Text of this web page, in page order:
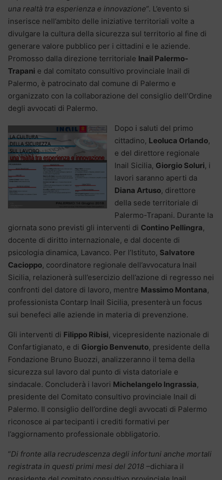
una realtà tra esperienza e innovazione”. L’evento si
inserisce nell’ambito delle iniziative territoriali volte a
divulgare la cultura della sicurezza sul territorio al fine di
generare valore pubblico per i cittadini e le aziende.
Promosso dalla direzione territoriale Inail Palermo-
Trapani e dal comitato consultivo provinciale Inail di
Palermo, è patrocinato dal comune di Palermo e
organizzato con la collaborazione del consiglio dell’Ordine
degli avvocati di Palermo.
Dopo i saluti del primo
cittadino, Leoluca Orlando,
e del direttore regionale
Inail Sicilia, Giorgio Soluri, i
lavori saranno aperti da
Diana Artuso, direttore
della sede territoriale di
Palermo-Trapani. Durante la
giornata sono previsti gli interventi di Contino Pellingra,
docente di diritto internazionale, e dal docente di
psicologia dinamica, Lavanco. Per l’Istituto, Salvatore
Cacioppo, coordinatore regionale dell’avvocatura Inail
Sicilia, relazionerà sull’esercizio dell’azione di regresso nei
confronti del datore di lavoro, mentre Massimo Montana,
professionista Contarp Inail Sicilia, presenterà un focus
sui benefeci alle aziende in materia di prevenzione.
Gli interventi di Filippo Ribisi, vicepresidente nazionale di
Confartigianato, e di Giorgio Benvenuto, presidente della
Fondazione Bruno Buozzi, analizzeranno il tema della
sicurezza sul lavoro dal punto di vista datoriale e
sindacale. Concluderà i lavori Michelangelo Ingrassia,
presidente del Comitato consultivo provinciale Inail di
Palermo. Il consiglio dell’ordine degli avvocati di Palermo
riconosce ai partecipanti i crediti formativi per
l’aggiornamento professionale obbligatorio.
“Di fronte alla recrudescenza degli infortuni anche mortali
registrata in questi primi mesi del 2018 –dichiara il